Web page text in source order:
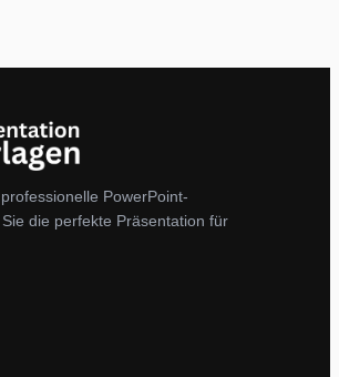
PowerPoint-
die perfekte Präsentation für